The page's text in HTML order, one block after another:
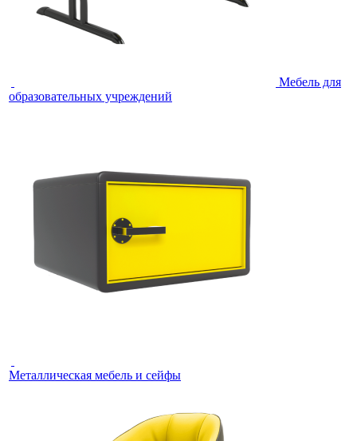
Мебель для
образовательных учреждений
Металлическая мебель и сейфы